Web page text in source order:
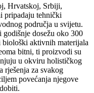
Hrvatskoj, Srbiji,
pripadaju tehnički
područja u svijetu.
dosežu oko 300
aktivnih materijala
bitni, ti proizvodi su
u okviru holističkog
rješenja za svakog
povećanja njegove